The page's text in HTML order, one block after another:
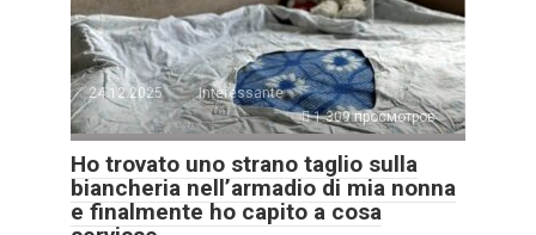
24.12.2025
Interessante
1.309 просмотров
Ho trovato uno strano taglio sulla
biancheria nell’armadio di mia nonna
e finalmente ho capito a cosa